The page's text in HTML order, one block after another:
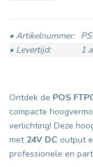
• Artikelnummer:
• Levertijd:
1
Ontdek de POS
compacte
verlichting! Deze
met 24V DC output
professionele en